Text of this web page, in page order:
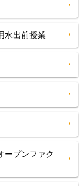
出前授業
プンファク